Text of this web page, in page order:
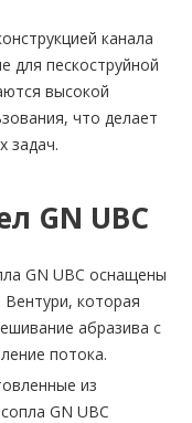
канала
для пескоструйной
высокой
что делает
задач.
GN UBC
GN UBC оснащены
Вентури, которая
абразива с
потока.
из
GN UBC